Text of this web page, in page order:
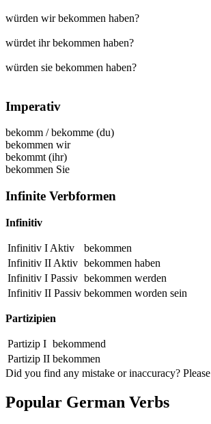
würden wir bekommen haben?
würdet ihr bekommen haben?
würden sie bekommen haben?
Imperativ
bekomm /bekomme (du)
bekommen wir
bekommt (ihr)
bekommen Sie
Infinite Verbformen
Infinitiv
Infinitiv I Aktiv
bekommen
Infinitiv II Aktiv bekommen haben
Infinitiv I Passiv bekommen werden
Infinitiv II Passiv bekommen worden sein
Partizipien
Partizip I bekommend
Partizip II bekommen
Did you find any mistake or inaccuracy? Please
Popular German Verbs